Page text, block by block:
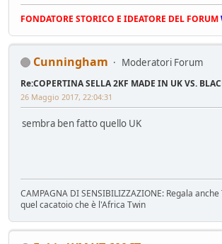
FONDATORE STORICO E IDEATORE DEL FORUM
Cunningham Moderatori Forum
Re:COPERTINA SELLA 2KF MADE IN UK VS.
26 Maggio 2017, 22:04:31
sembra ben fatto quello UK
CAMPAGNA DI SENSIBILIZZAZIONE: Regala
quel cacatoio che è l'Africa Twin